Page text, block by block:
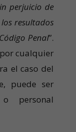
perjuicio de
resultados
Penal”.
cualquier
el caso del
puede ser
personal